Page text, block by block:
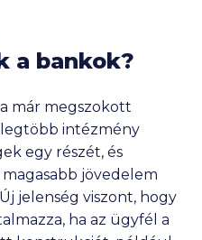
a bankok?
már megszokott
intézmény
egy részét, és
jövedelem
jelenség viszont, hogy
ha az ügyfél a